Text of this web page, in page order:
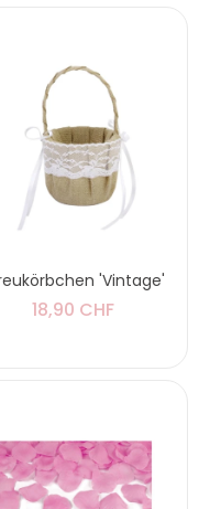
'Vintage'
18,90 CHF